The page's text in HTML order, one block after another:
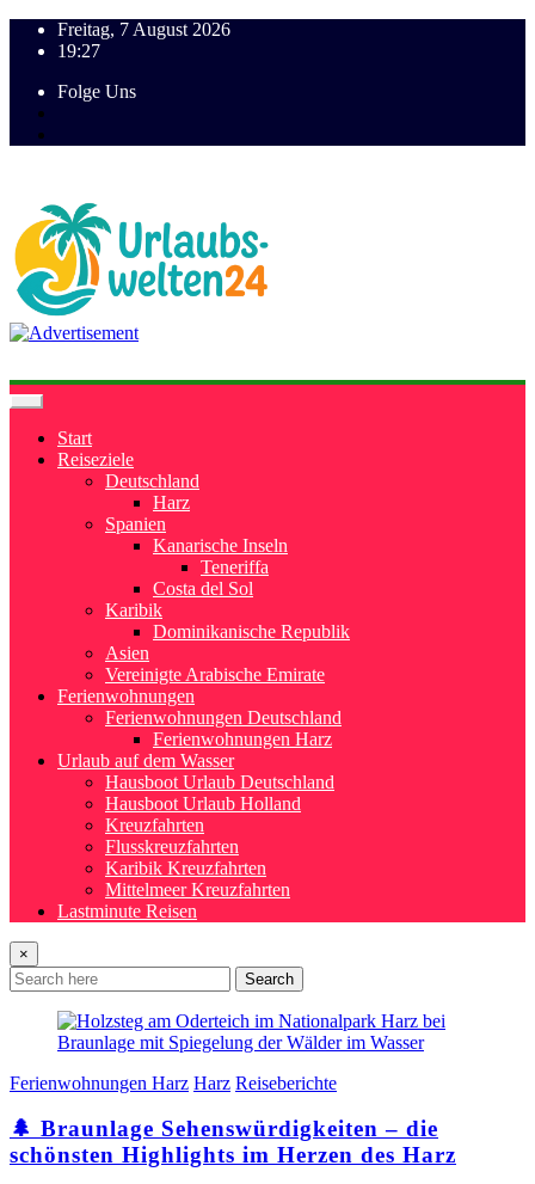
Freitag, 7 August 2026
19:27
Folge Uns
Start
Reiseziele
Deutschland
Harz
Spanien
Kanarische Inseln
Teneriffa
Costa del Sol
Karibik
Dominikanische Republik
Asien
Vereinigte Arabische Emirate
Ferienwohnungen
Ferienwohnungen Deutschland
Ferienwohnungen Harz
Urlaub auf dem Wasser
Hausboot Urlaub Deutschland
Hausboot Urlaub Holland
Kreuzfahrten
Flusskreuzfahrten
Karibik Kreuzfahrten
Mittelmeer Kreuzfahrten
Lastminute Reisen
×
Search
Ferienwohnungen Harz Harz Reiseberichte
🌲 Braunlage Sehenswürdigkeiten – die
schönsten Highlights im Herzen des Harz